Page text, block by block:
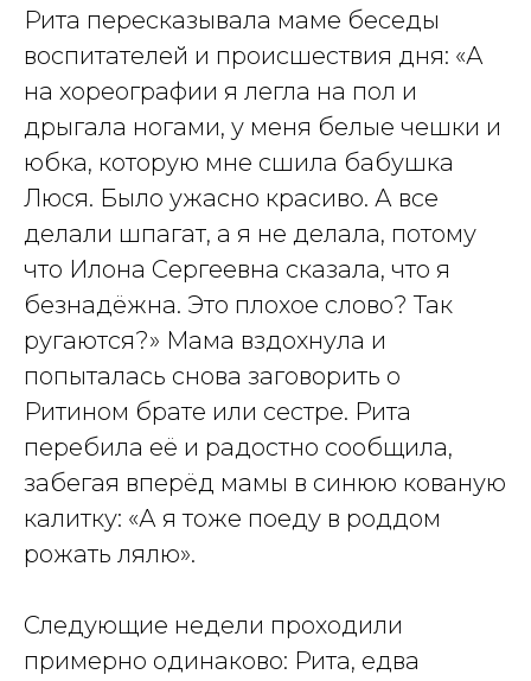
Рита пересказывала маме беседы
воспитателей и происшествия дня: «А
на хореографии я легла на пол и
дрыгала ногами, у меня белые чешки и
юбка, которую мне сшила бабушка
Люся. Было ужасно красиво. А все
делали шпагат, а я не делала, потому
что Илона Сергеевна сказала, что я
безнадёжна. Это плохое слово? Так
ругаются?» Мама вздохнула и
попыталась снова заговорить о
Ритином брате или сестре. Рита
перебила её и радостно сообщила,
забегая вперёд мамы в синюю кованую
калитку: «А я тоже поеду в роддом
рожать лялю».
Следующие недели проходили
примерно одинаково: Рита, едва